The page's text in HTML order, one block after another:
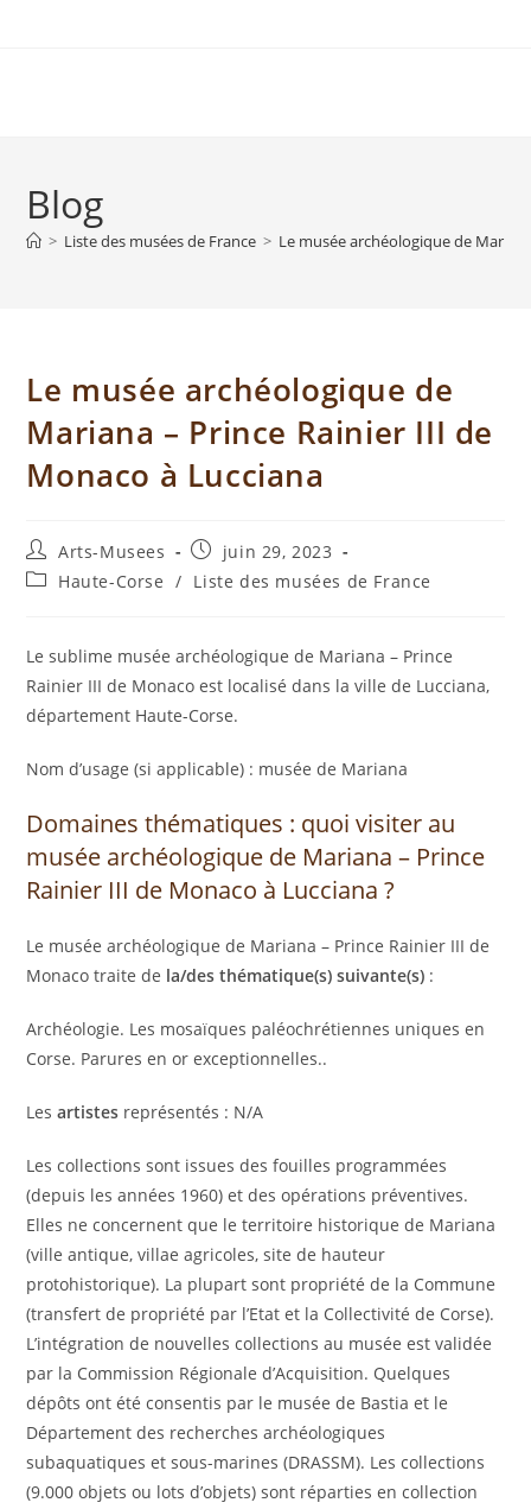
Blog
> Liste des musées de France > Le musée archéologique de
Le musée archéologique de
Mariana – Prince Rainier III de
Monaco à Lucciana
Arts-Musees
juin 29, 2023
Haute-Corse / Liste des musées de France
Le sublime musée archéologique de Mariana – Prince
Rainier III de Monaco est localisé dans la ville de Lucciana,
département Haute-Corse.
Nom d’usage (si applicable) : musée de Mariana
Domaines thématiques : quoi visiter au
musée archéologique de Mariana – Prince
Rainier III de Monaco à Lucciana ?
Le musée archéologique de Mariana – Prince Rainier III de
Monaco traite de la/des thématique(s) suivante(s) :
Archéologie. Les mosaïques paléochrétiennes uniques en
Corse. Parures en or exceptionnelles..
Lesartistes représentés : N/A
Les collections sont issues des fouilles programmées
(depuis les années 1960) et des opérations préventives.
Elles ne concernent que le territoire historique de Mariana
(ville antique, villae agricoles, site de hauteur
protohistorique). La plupart sont propriété de la Commune
(transfert de propriété par l’Etat et la Collectivité de Corse).
L’intégration de nouvelles collections au musée est validée
par la Commission Régionale d’Acquisition. Quelques
dépôts ont été consentis par le musée de Bastia et le
Département des recherches archéologiques
subaquatiques et sous-marines (DRASSM). Les collections
(9.000 objets ou lots d’objets) sont réparties en collection